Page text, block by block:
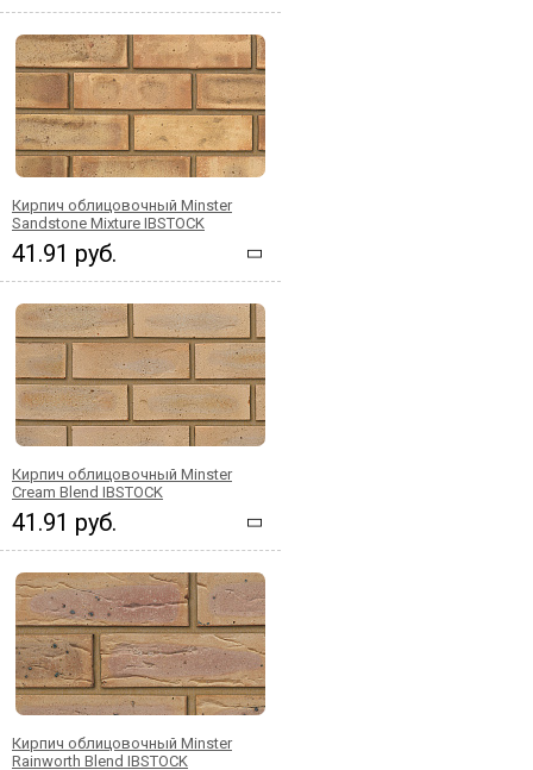
Кирпич облицовочный Minster
Sandstone Mixture IBSTOCK
41.91 руб.
Кирпич облицовочный Minster
Cream Blend IBSTOCK
41.91 руб.
Кирпич облицовочный Minster
Rainworth Blend IBSTOCK